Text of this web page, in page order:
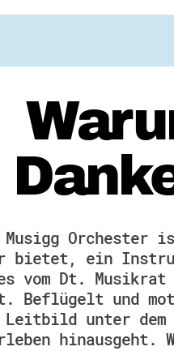
Musigg Orchester
bietet, ein
vom Dt.
Beflügelt und
unter dem
hinausgeht.